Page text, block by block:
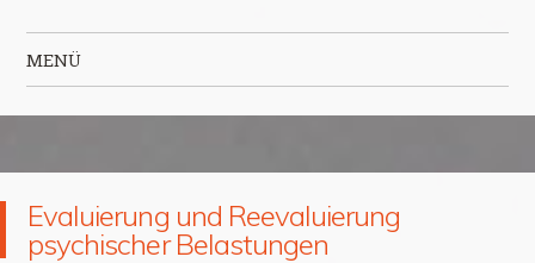
MENÜ
Evaluierung und Reevaluierung
psychischer Belastungen